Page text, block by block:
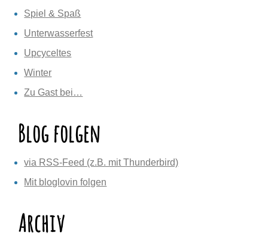
Spiel & Spaß
Unterwasserfest
Upcyceltes
Winter
Zu Gast bei…
Blog folgen
via RSS-Feed (z.B. mit Thunderbird)
Mit bloglovin folgen
Archiv